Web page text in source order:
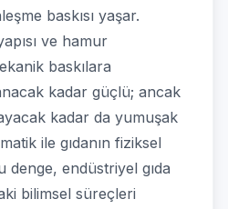
baskısı yaşar.
ve hamur
baskılara
kadar güçlü; ancak
kadar da yumuşak
ile gıdanın fiziksel
denge, endüstriyel gıda
bilimsel süreçleri